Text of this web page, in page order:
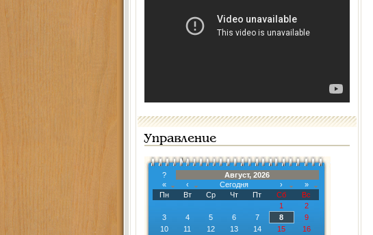
Управление
?
Август, 2026
«
‹ Сегодня ›
»
Пн
Вт Ср Чт Пт Сб
Вс
1
2
3
4 5 6 7 8
9
10
11 12 13 14 15
16